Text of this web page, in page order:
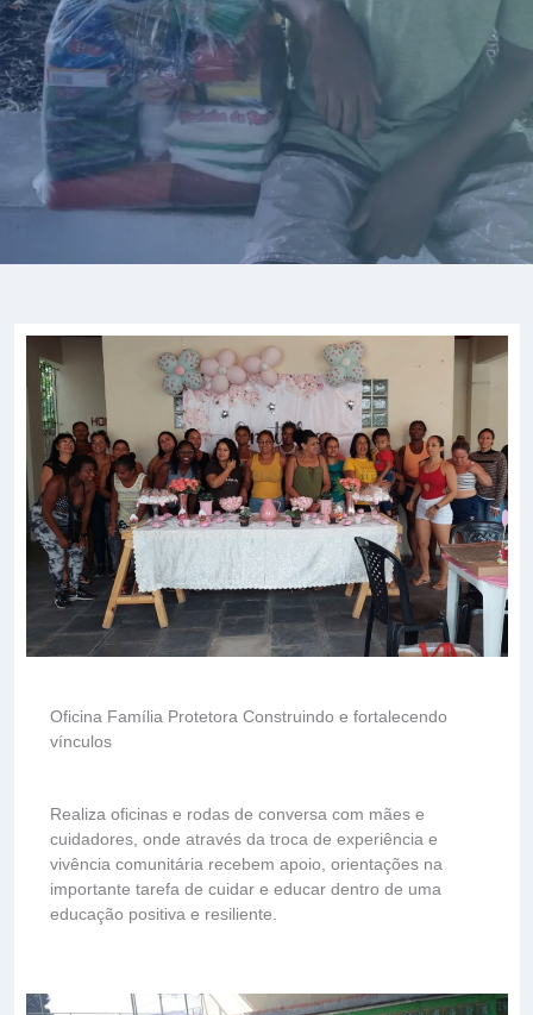
Oficina Família Protetora Construindo e fortalecendo
vínculos
Realiza oficinas e rodas de conversa com mães e
cuidadores, onde através da troca de experiência e
vivência comunitária recebem apoio, orientações na
importante tarefa de cuidar e educar dentro de uma
educação positiva e resiliente.